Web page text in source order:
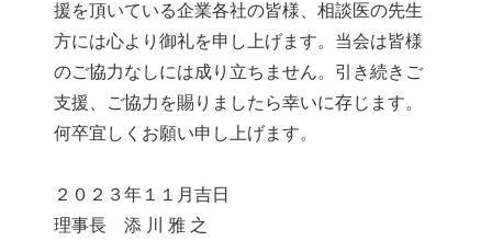
援を頂いている企業各社の皆様、相談医の先生
方には心より御礼を申し上げます。当会は皆様
のご協力なしには成り立ちません。引き続きご
支援、ご協力を賜りましたら幸いに存じます。
何卒宜しくお願い申し上げます。
２０２３年１１月吉日
理事長 添 川 雅 之